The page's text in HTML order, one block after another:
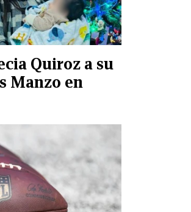
Quiroz a su
Manzo en